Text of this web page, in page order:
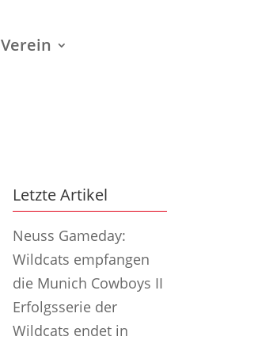
Verein
Letzte Artikel
Neuss Gameday:
Wildcats empfangen
die Munich Cowboys II
Erfolgsserie der
Wildcats endet in